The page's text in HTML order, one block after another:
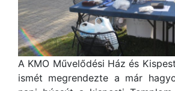
A KMO Művelődési Ház és
ismét megrendezte a már